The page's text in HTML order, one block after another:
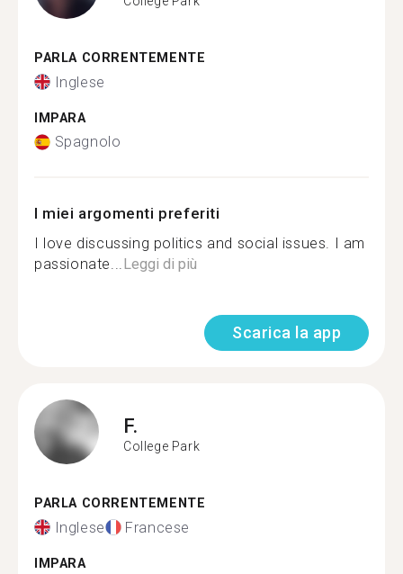
PARLA CORRENTEMENTE
Inglese
IMPARA
Spagnolo
I miei argomenti preferiti
I love discussing politics and social issues. I am
passionate...Leggi di più
Scarica la app
F.
College Park
PARLA CORRENTEMENTE
Inglese Francese
IMPARA